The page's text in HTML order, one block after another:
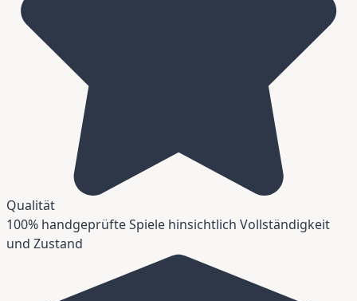
Qualität
100% handgeprüfte Spiele hinsichtlich Vollständigkeit
und Zustand